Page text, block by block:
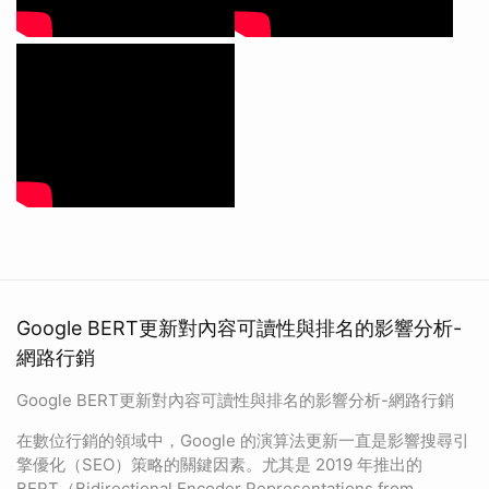
Google BERT更新對內容可讀性與排名的影響分析-
網路行銷
Google BERT更新對內容可讀性與排名的影響分析-網路行銷
在數位行銷的領域中，Google 的演算法更新一直是影響搜尋引
擎優化（SEO）策略的關鍵因素。尤其是 2019 年推出的